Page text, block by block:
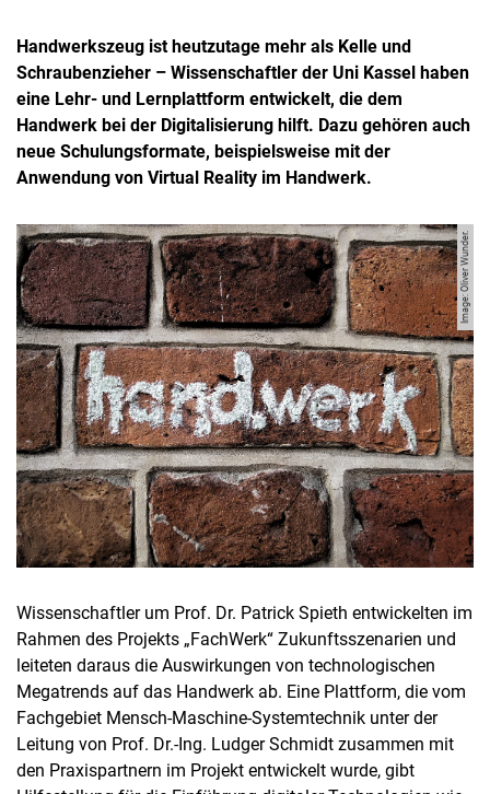
Handwerkszeug ist heutzutage mehr als Kelle und
Schraubenzieher – Wissenschaftler der Uni Kassel haben
eine Lehr- und Lernplattform entwickelt, die dem
Handwerk bei der Digitalisierung hilft. Dazu gehören auch
neue Schulungsformate, beispielsweise mit der
Anwendung von Virtual Reality im Handwerk.
Image: Oliver Wunder.
Wissenschaftler um Prof. Dr. Patrick Spieth entwickelten im
Rahmen des Projekts „FachWerk“ Zukunftsszenarien und
leiteten daraus die Auswirkungen von technologischen
Megatrends auf das Handwerk ab. Eine Plattform, die vom
Fachgebiet Mensch-Maschine-Systemtechnik unter der
Leitung von Prof. Dr.-Ing. Ludger Schmidt zusammen mit
den Praxispartnern im Projekt entwickelt wurde, gibt